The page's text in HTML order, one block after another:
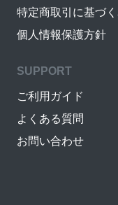
特定商取引に基づ
個人情報保護方針
SUPPORT
ご利用ガイド
よくある質問
お問い合わせ